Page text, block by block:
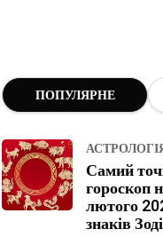
ПОПУЛЯРНЕ
Самий
гороскоп
лютого
знаків